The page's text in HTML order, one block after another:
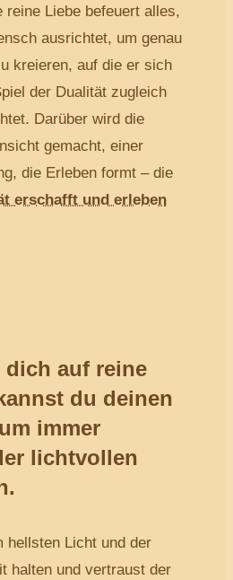
reine Liebe befeuert alles,
ausrichtet, um genau
kreieren, auf die er sich
der Dualität zugleich
Darüber wird die
gemacht, einer
die Erleben formt – die
erschafft und erleben
auf reine
du deinen
immer
lichtvollen
hellsten Licht und der
halten und vertraust der